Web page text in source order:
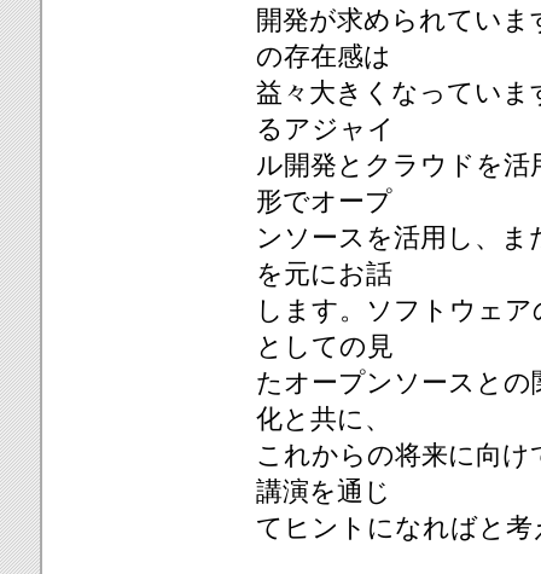
開発が求められてい
の存在感は
益々大きくなってい
るアジャイ
ル開発とクラウドを
形でオープ
ンソースを活用し、
を元にお話
します。ソフトウェ
としての見
たオープンソースと
化と共に、
これからの将来に向
講演を通じ
てヒントになればと